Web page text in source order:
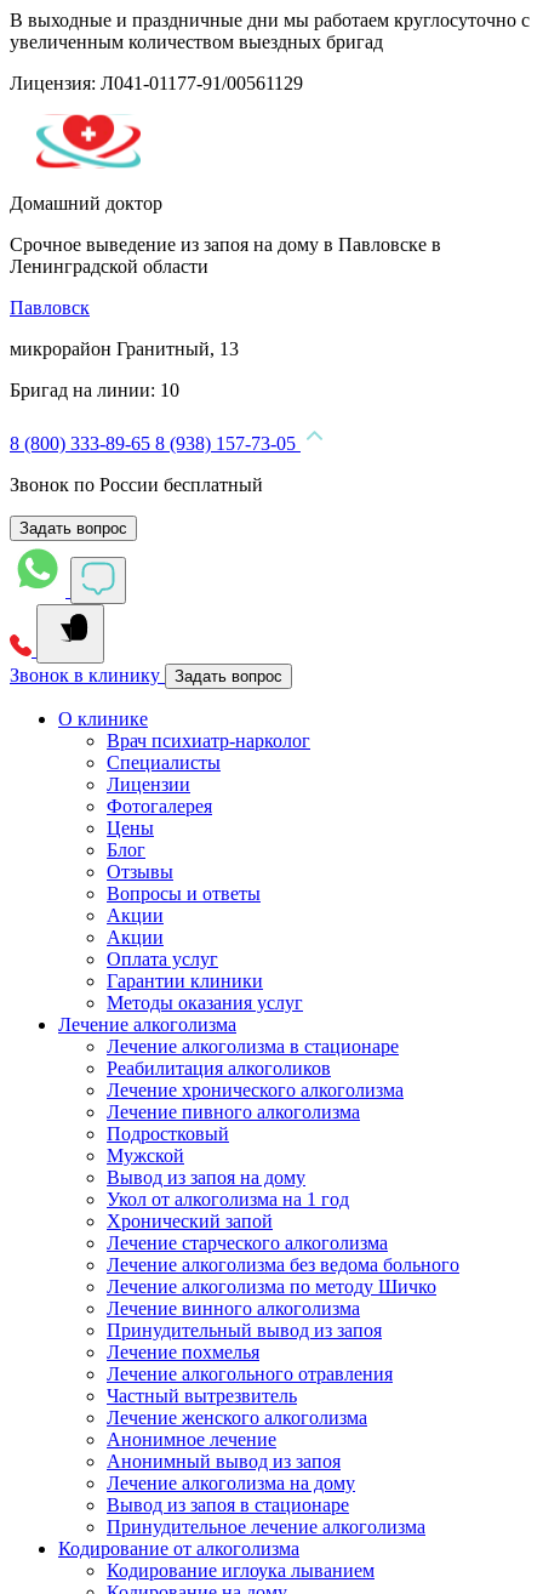
В выходные и праздничные дни мы работаем круглосуточно с
увеличенным количеством выездных бригад
Лицензия: Л041-01177-91/00561129
Домашний доктор
Срочное выведение из запоя на дому в Павловске в
Ленинградской области
Павловск
микрорайон Гранитный, 13
Бригад на линии: 10
8 (800) 333-89-65 8 (938) 157-73-05
Звонок по России бесплатный
Задать вопрос
Звонок в клинику Задать вопрос
О клинике
Врач психиатр-нарколог
Специалисты
Лицензии
Фотогалерея
Цены
Блог
Отзывы
Вопросы и ответы
Акции
Акции
Оплата услуг
Гарантии клиники
Методы оказания услуг
Лечение алкоголизма
Лечение алкоголизма в стационаре
Реабилитация алкоголиков
Лечение хронического алкоголизма
Лечение пивного алкоголизма
Подростковый
Мужской
Вывод из запоя на дому
Укол от алкоголизма на 1 год
Хронический запой
Лечение старческого алкоголизма
Лечение алкоголизма без ведома больного
Лечение алкоголизма по методу Шичко
Лечение винного алкоголизма
Принудительный вывод из запоя
Лечение похмелья
Лечение алкогольного отравления
Частный вытрезвитель
Лечение женского алкоголизма
Анонимное лечение
Анонимный вывод из запоя
Лечение алкоголизма на дому
Вывод из запоя в стационаре
Принудительное лечение алкоголизма
Кодирование от алкоголизма
Кодирование иглоука лыванием